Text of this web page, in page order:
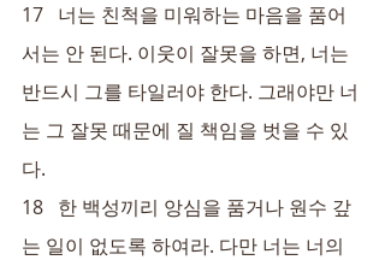
17   너는 친척을 미워하는 마음을 품어
서는 안 된다. 이웃이 잘못을 하면, 너는
반드시 그를 타일러야 한다. 그래야만 너
는 그 잘못 때문에 질 책임을 벗을 수 있
다.
18   한 백성끼리 앙심을 품거나 원수 갚
는 일이 없도록 하여라. 다만 너는 너의